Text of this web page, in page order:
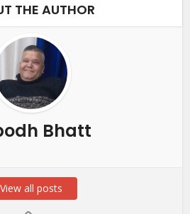
THE AUTHOR
Bhatt
View all posts